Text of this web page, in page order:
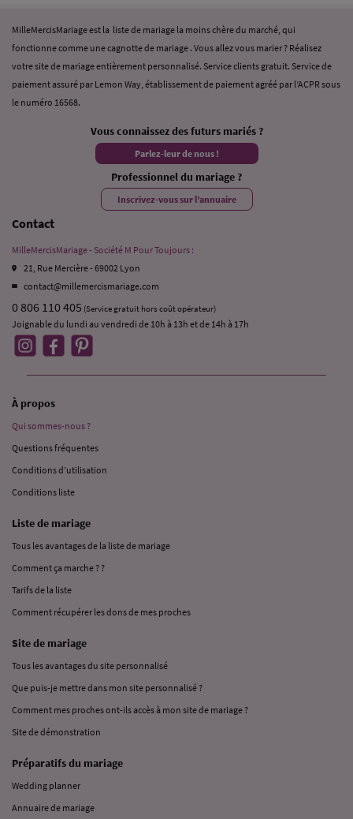
MilleMercisMariage est la liste de mariage la moins chère du marché, qui
fonctionne comme une cagnotte de mariage . Vous allez vous marier ? Réalisez
votre site de mariage entièrement personnalisé. Service clients gratuit. Service de
paiement assuré par Lemon Way, établissement de paiement agréé par l’ACPR sous
le numéro 16568.
Vous connaissez des futurs mariés ?
Parlez-leur de nous !
Professionnel du mariage ?
Inscrivez-vous sur l’annuaire
Contact
MilleMercisMariage - Société M Pour Toujours :
21, Rue Mercière - 69002 Lyon
contact@millemercismariage.com
0 806 110 405 (Service gratuit hors coût opérateur)
Joignable du lundi au vendredi de 10h à 13h et de 14h à 17h
À propos
Qui sommes-nous ?
Questions fréquentes
Conditions d’utilisation
Conditions liste
Liste de mariage
Tous les avantages de la liste de mariage
Comment ça marche ? ?
Tarifs de la liste
Comment récupérer les dons de mes proches
Site de mariage
Tous les avantages du site personnalisé
Que puis-je mettre dans mon site personnalisé ?
Comment mes proches ont-ils accès à mon site de mariage ?
Site de démonstration
Préparatifs du mariage
Wedding planner
Annuaire de mariage